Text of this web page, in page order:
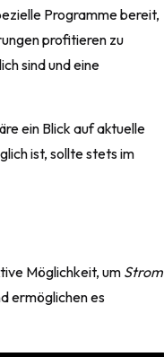
Programme bereit,
profitieren zu
sind und eine
ein Blick auf aktuelle
ist, sollte stets im
Möglichkeit, um Strom
ermöglichen es